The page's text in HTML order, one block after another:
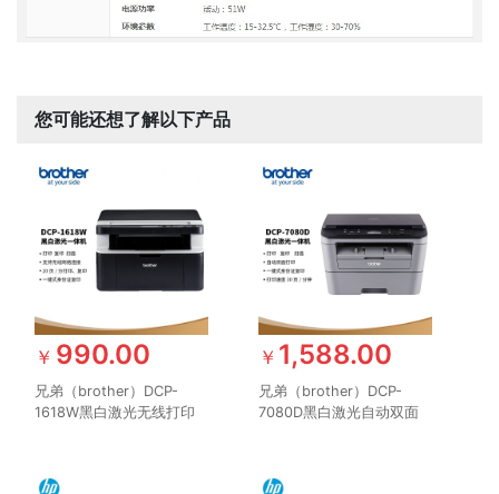
您可能还想了解以下产品
￥ 990.00
兄弟（brother）DCP-
1618W黑白激光无线打印
￥ 1,588.00
兄弟（brother）DCP-
7080D黑白激光自动双面